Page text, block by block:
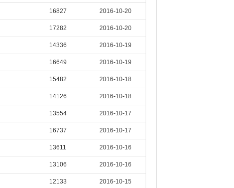
16827 2016-10-20
17282 2016-10-20
14336 2016-10-19
16649 2016-10-19
15482 2016-10-18
14126 2016-10-18
13554 2016-10-17
16737 2016-10-17
13611 2016-10-16
13106 2016-10-16
12133 2016-10-15